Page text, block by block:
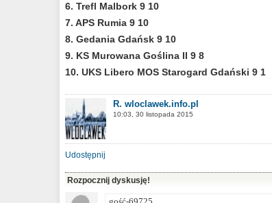
6. Trefl Malbork 9 10
7. APS Rumia 9 10
8. Gedania Gdańsk 9 10
9. KS Murowana Goślina II 9 8
10. UKS Libero MOS Starogard Gdański 9 1
R. wloclawek.info.pl
10:03, 30 listopada 2015
Udostępnij
Rozpocznij dyskusję!